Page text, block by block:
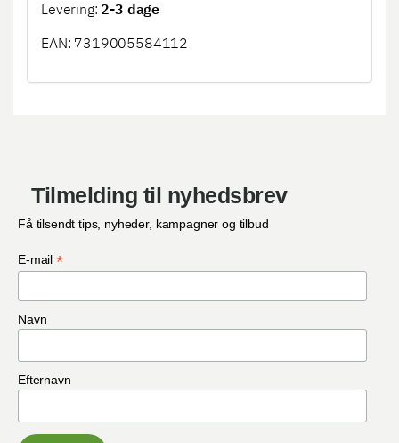
Levering: 2-3 dage
EAN: 7319005584112
Tilmelding til nyhedsbrev
Få tilsendt tips, nyheder, kampagner og tilbud
E-mail *
Navn
Efternavn